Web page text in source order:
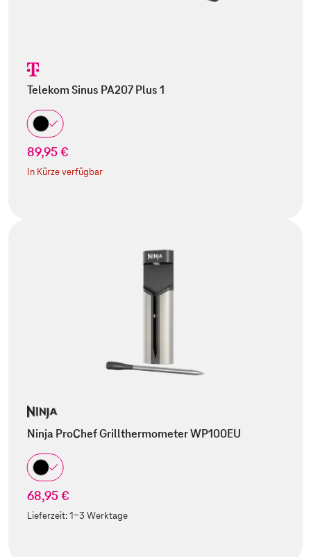
Telekom Sinus PA207 Plus 1
89,95 €
In Kürze verfügbar
Ninja ProChef Grillthermometer WP100EU
68,95 €
Lieferzeit:1-3 Werktage